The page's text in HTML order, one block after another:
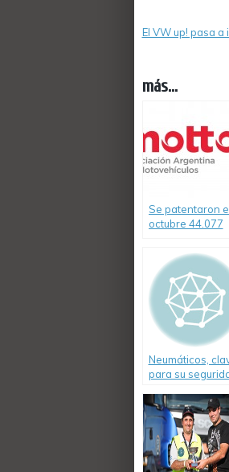
El VW up! pasa
más...
Se patentaron
octubre 44.077
Neumáticos,
para su